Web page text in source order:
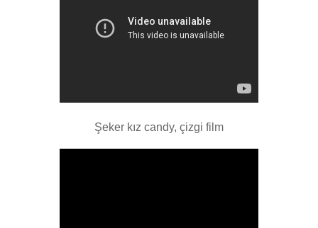
Şeker kız candy, çizgi film